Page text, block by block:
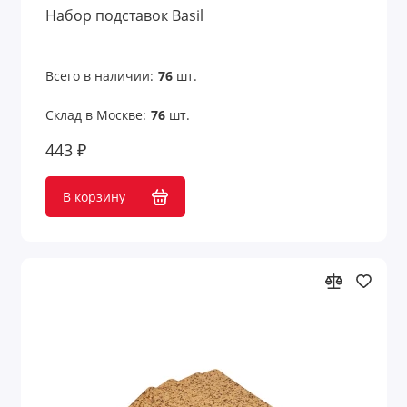
Набор подставок Basil
Всего в наличии: 76шт.
Склад в Москве: 76шт.
443 ₽
В корзину